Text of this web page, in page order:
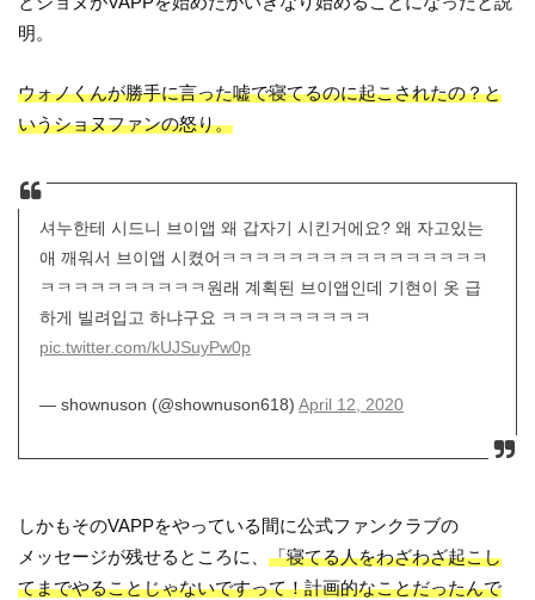
明。
ウォノくんが勝手に言った嘘で寝てるのに起こされたの？と
いうショヌファンの怒り。
셔누한테 시드니 브이앱 왜 갑자기 시킨거에요? 왜 자고있는
애 깨워서 브이앱 시켰어ㅋㅋㅋㅋㅋㅋㅋㅋㅋㅋㅋㅋㅋㅋㅋㅋ
ㅋㅋㅋㅋㅋㅋㅋㅋㅋㅋ원래 계획된 브이앱인데 기현이 옷 급
하게 빌려입고 하냐구요 ㅋㅋㅋㅋㅋㅋㅋㅋㅋ
pic.twitter.com/kUJSuyPw0p
— shownuson (@shownuson618) April 12, 2020
しかもそのVAPPをやっている間に公式ファンクラブの
メッセージが残せるところに、「寝てる人をわざわざ起こし
てまでやることじゃないですって！計画的なことだったんで